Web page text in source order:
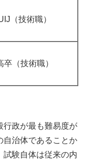
（技術職）
卒（技術職）
行政が最も難易度が
自治体であることか
試験自体は従来の内